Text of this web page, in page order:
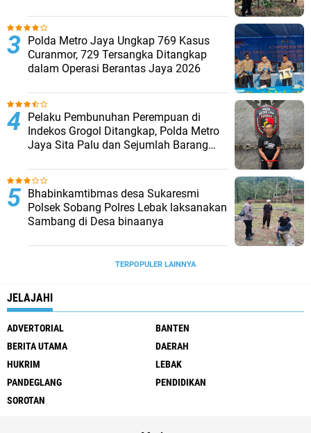
Polda Metro Jaya Ungkap 769 Kasus
Curanmor, 729 Tersangka Ditangkap
dalam Operasi Berantas Jaya 2026‎
Pelaku Pembunuhan Perempuan di
Indekos Grogol Ditangkap, Polda Metro
Jaya Sita Palu dan Sejumlah Barang
Bhabinkamtibmas desa Sukaresmi
Polsek Sobang Polres Lebak laksanakan
Sambang di Desa binaanya
TERPOPULER LAINNYA
JELAJAHI
ADVERTORIAL
BANTEN
BERITA UTAMA
DAERAH
HUKRIM
LEBAK
PANDEGLANG
PENDIDIKAN
SOROTAN